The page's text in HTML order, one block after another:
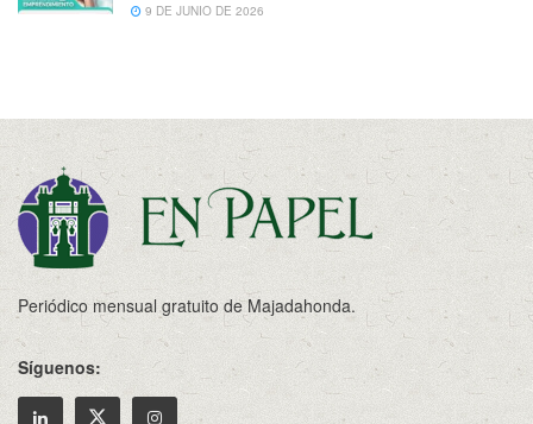
9 DE JUNIO DE 2026
Periódico mensual gratuito de Majadahonda.
Síguenos: